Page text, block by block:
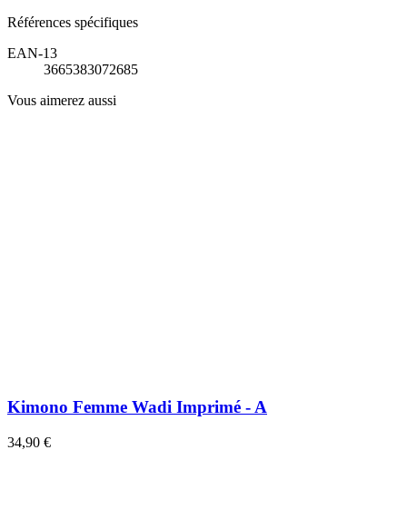
Références spécifiques
EAN-13
3665383072685
Vous aimerez aussi
Kimono Femme Wadi Imprimé - A
34,90 €